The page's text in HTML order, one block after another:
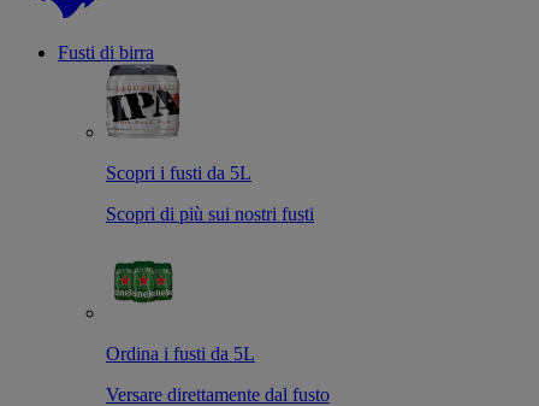
Fusti di birra
Scopri i fusti da 5L
Scopri di più sui nostri fusti
Ordina i fusti da 5L
Versare direttamente dal fusto